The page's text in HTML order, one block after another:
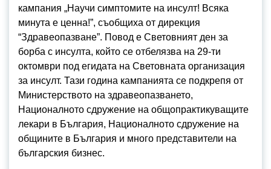
кампания „Научи симптомите на инсулт! Всяка
минута е ценна!”, съобщиха от дирекция
“Здравеопазване”. Повод е Световният ден за
борба с инсулта, който се отбелязва на 29-ти
октомври под егидата на Световната организация
за инсулт. Тази година кампанията се подкрепя от
Министерството на здравеопазването,
Националното сдружение на общопрактикуващите
лекари в България, Националното сдружение на
общините в България и много представители на
българския бизнес.